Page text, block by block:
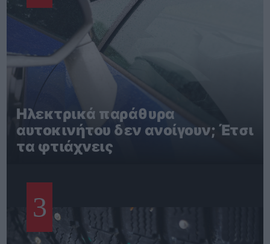
Ηλεκτρικά παράθυρα
αυτοκινήτου δεν ανοίγουν; Έτσι
τα φτιάχνεις
3